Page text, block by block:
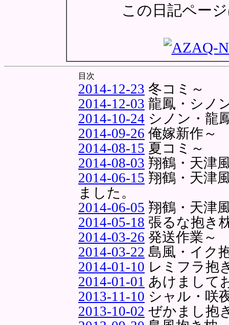
この日記ペー
目次
2014-12-23 冬コミ～
2014-12-03 龍鳳・シノ
2014-10-24 シノン・龍
2014-09-26 俺嫁新作～
2014-08-15 夏コミ～
2014-08-03 翔鶴・天津
2014-06-15 翔鶴・天津
ました。
2014-06-05 翔鶴・天津
2014-05-18 張るな抱き
2014-03-26 発送作業～
2014-03-22 島風・イク
2014-01-10 レミフラ抱
2014-01-01 あけまして
2013-11-10 シャル・咲
2013-10-02 ぜかまし抱